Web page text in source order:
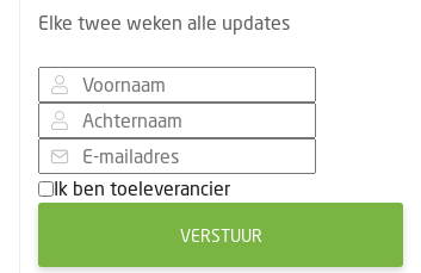
Elke twee weken alle updates
Ik ben toeleverancier
VERSTUUR